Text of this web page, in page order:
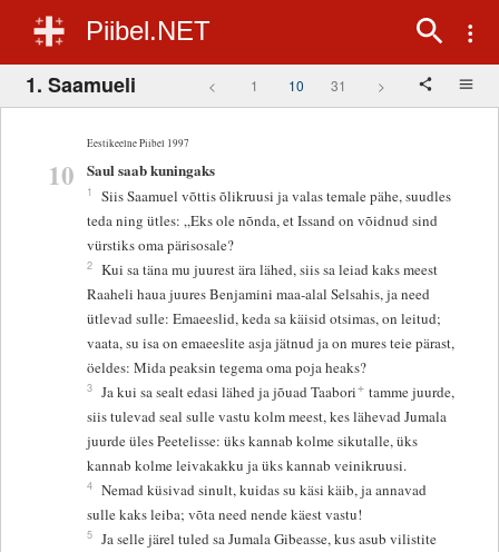
Piibel.NET
1. Saamueli < 1 10 31 >
Eestikeelne Piibel 1997
10 Saul saab kuningaks
1
Siis Saamuel võttis õlikruusi ja valas temale pähe, suudles
teda ning ütles: „Eks ole nõnda, et Issand on võidnud sind
vürstiks oma pärisosale?
2 Kui sa täna mu juurest ära lähed, siis sa leiad kaks meest
Raaheli haua juures Benjamini maa-alal Selsahis, ja need
ütlevad sulle: Emaeeslid, keda sa käisid otsimas, on leitud;
vaata, su isa on emaeeslite asja jätnud ja on mures teie pärast,
öeldes: Mida peaksin tegema oma poja heaks?
3 Ja kui sa sealt edasi lähed ja jõuad Taabori+ tamme juurde,
siis tulevad seal sulle vastu kolm meest, kes lähevad Jumala
juurde üles Peetelisse: üks kannab kolme sikutalle, üks
kannab kolme leivakakku ja üks kannab veinikruusi.
4 Nemad küsivad sinult, kuidas su käsi käib, ja annavad
sulle kaks leiba; võta need nende käest vastu!
5 Ja selle järel tuled sa Jumala Gibeasse, kus asub vilistite